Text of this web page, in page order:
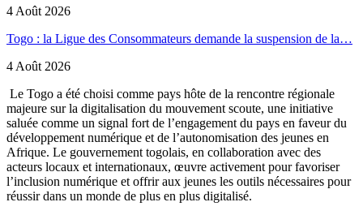
4 Août 2026
Togo : la Ligue des Consommateurs demande la suspension de la…
4 Août 2026
Le Togo a été choisi comme pays hôte de la rencontre régionale
majeure sur la digitalisation du mouvement scoute, une initiative
saluée comme un signal fort de l’engagement du pays en faveur du
développement numérique et de l’autonomisation des jeunes en
Afrique. Le gouvernement togolais, en collaboration avec des
acteurs locaux et internationaux, œuvre activement pour favoriser
l’inclusion numérique et offrir aux jeunes les outils nécessaires pour
réussir dans un monde de plus en plus digitalisé.